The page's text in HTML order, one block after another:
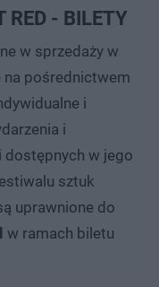
RED - BILETY
w sprzedaży w
na pośrednictwem
i
i
w jego
sztuk
uprawnione do
w ramach biletu